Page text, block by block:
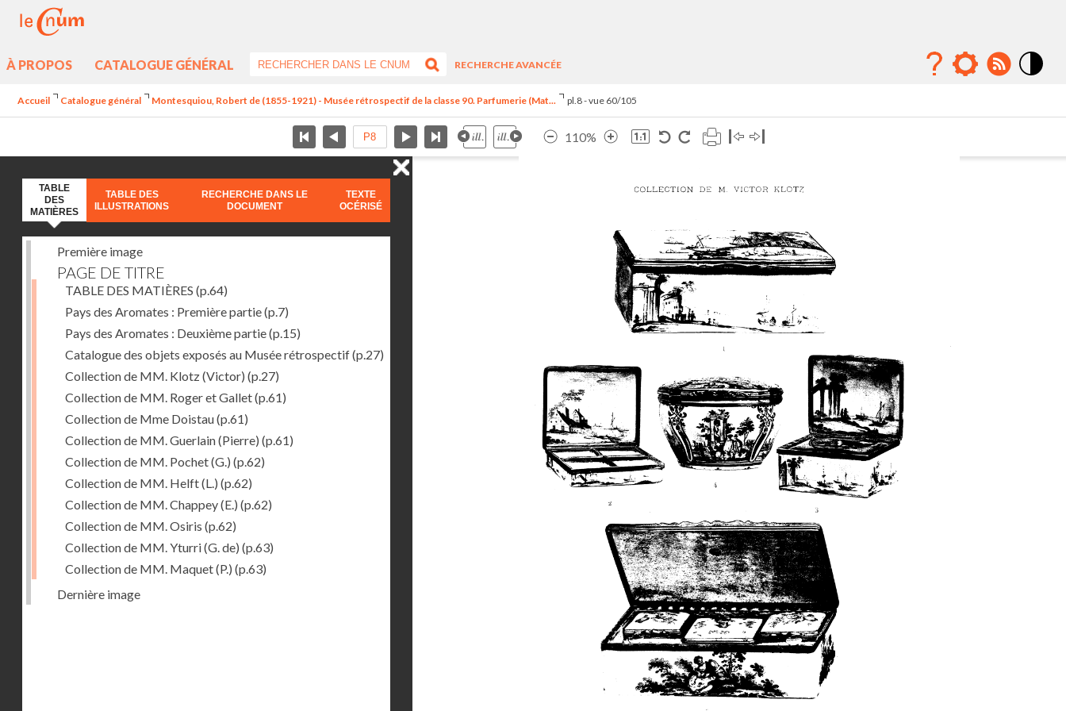
À PROPOS CATALOGUE GÉNÉRAL
RECHERCHE AVANCÉE
Accueil Catalogue général Montesquiou, Robert de (1855-1921) - Musée rétrospectif de la classe 90. Parfumerie (Mat... pl.8 - vue 60/105
110%
TABLE
DES
MATIÈRES
TABLE DES
ILLUSTRATIONS
RECHERCHE DANS LE
DOCUMENT
TEXTE
OCÉRISÉ
Première image
PAGE DE TITRE
TABLE DES MATIÈRES (p.64)
Pays des Aromates : Première partie(p.7)
Pays des Aromates : Deuxième partie(p.15)
Catalogue des objets exposés au Musée rétrospectif(p.27)
Collection de MM. Klotz (Victor) (p.27)
Collection de MM. Roger et Gallet(p.61)
Collection de Mme Doistau(p.61)
Collection de MM. Guerlain (Pierre) (p.61)
Collection de MM. Pochet (G.) (p.62)
Collection de MM. Helft (L.) (p.62)
Collection de MM. Chappey (E.) (p.62)
Collection de MM. Osiris (p.62)
Collection de MM. Yturri (G. de) (p.63)
Collection de MM. Maquet (P.) (p.63)
Dernière image